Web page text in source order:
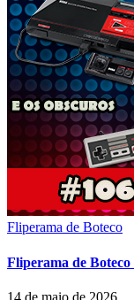
Fliperama de Boteco
Fliperama de Boteco
14 de maio de 2026